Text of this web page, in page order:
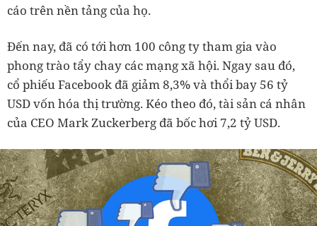
cáo trên nền tảng của họ.
Đến nay, đã có tới hơn 100 công ty tham gia vào
phong trào tẩy chay các mạng xã hội. Ngay sau đó,
cổ phiếu Facebook đã giảm 8,3% và thổi bay 56 tỷ
USD vốn hóa thị trường. Kéo theo đó, tài sản cá nhân
của CEO Mark Zuckerberg đã bốc hơi 7,2 tỷ USD.